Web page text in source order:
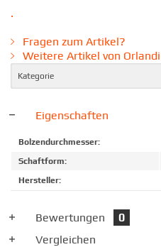
.
Fragen zum Artikel?
Weitere Artikel von Orlandi
Kategorie
Eigenschaften
Bolzendurchmesser:
Schaftform:
Hersteller:
Bewertungen
0
Vergleichen